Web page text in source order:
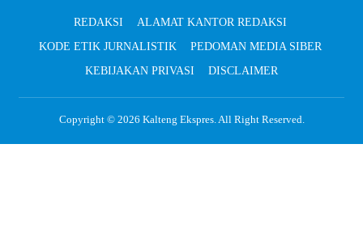
REDAKSI
ALAMAT KANTOR REDAKSI
KODE ETIK JURNALISTIK
PEDOMAN MEDIA SIBER
KEBIJAKAN PRIVASI
DISCLAIMER
Copyright © 2026 Kalteng Ekspres. All Right Reserved.